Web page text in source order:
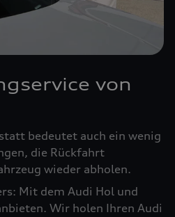
von
bedeutet auch ein wenig
die Rückfahrt
wieder abholen.
Mit dem Audi Hol und
Wir holen Ihren Audi